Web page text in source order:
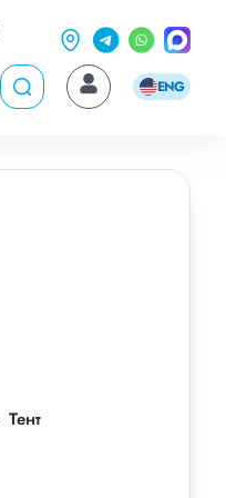
ENG
Тент